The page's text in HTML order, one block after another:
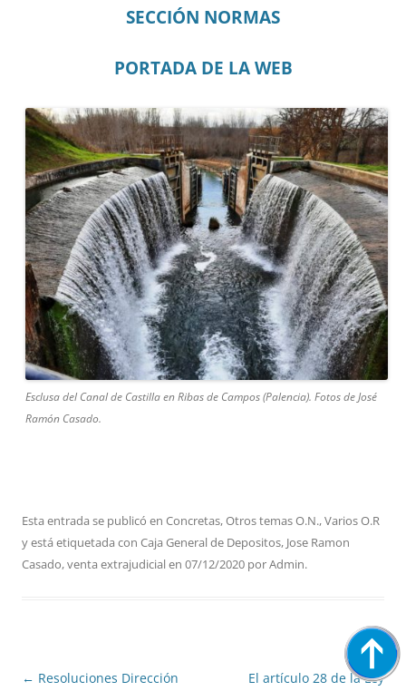
SECCIÓN NORMAS
PORTADA DE LA WEB
Esclusa del Canal de Castilla en Ribas de Campos (Palencia). Fotos de José
Ramón Casado.
Esta entrada se publicó en Concretas,Otros temas O.N.,Varios O.R
y está etiquetada con Caja General de Depositos, Jose Ramon
Casado,venta extrajudicialen 07/12/2020 porAdmin.
Navegación
← Resoluciones Dirección El artículo 28 de la Ley